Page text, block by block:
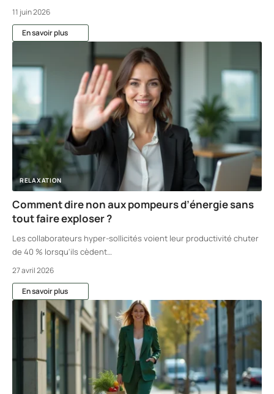
11 juin 2026
En savoir plus
RELAXATION
Comment dire non aux pompeurs d’énergie sans
tout faire exploser ?
Les collaborateurs hyper-sollicités voient leur productivité chuter
de 40 % lorsqu'ils cèdent…
27 avril 2026
En savoir plus